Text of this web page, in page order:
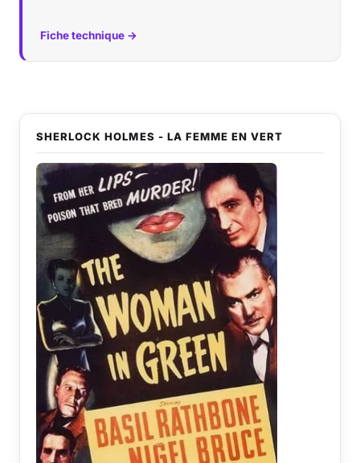
Fiche technique →
SHERLOCK HOLMES - LA FEMME EN VERT